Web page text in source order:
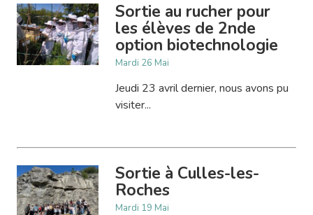
Sortie au rucher pour
les élèves de 2nde
option biotechnologie
Mardi 26 Mai
Jeudi 23 avril dernier, nous avons pu
visiter...
Sortie à Culles-les-
Roches
Mardi 19 Mai